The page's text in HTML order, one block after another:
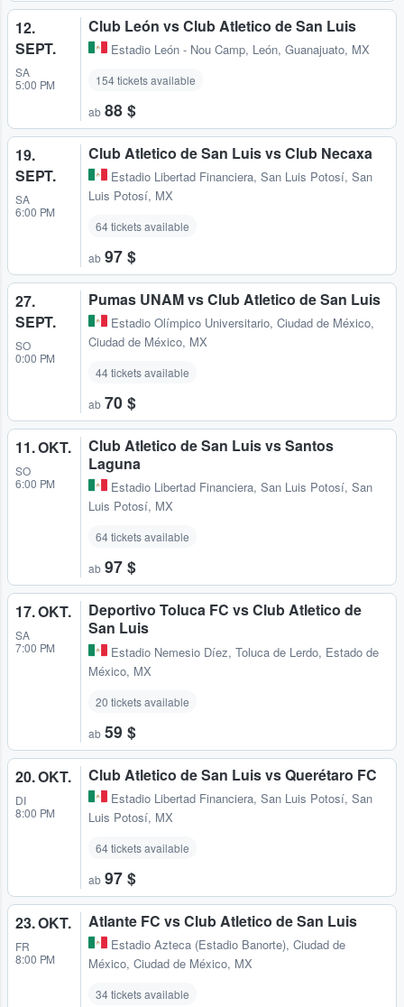
12.
SEPT.
SA
5:00 PM
Club León vs Club Atletico de San Luis
Estadio León - Nou Camp, León, Guanajuato, MX
154 tickets available
ab 88 $
19.
SEPT.
SA
6:00 PM
Club Atletico de San Luis vs Club Necaxa
Estadio Libertad Financiera, San Luis Potosí, San
Luis Potosí, MX
64 tickets available
ab 97 $
27.
SEPT.
SO
0:00 PM
Pumas UNAM vs Club Atletico de San Luis
Estadio Olímpico Universitario, Ciudad de México,
Ciudad de México, MX
44 tickets available
ab 70 $
11. OKT.
SO
6:00 PM
Club Atletico de San Luis vs Santos
Laguna
Estadio Libertad Financiera, San Luis Potosí, San
Luis Potosí, MX
64 tickets available
ab 97 $
17. OKT.
SA
7:00 PM
Deportivo Toluca FC vs Club Atletico de
San Luis
Estadio Nemesio Díez, Toluca de Lerdo, Estado de
México, MX
20 tickets available
ab 59 $
20. OKT.
DI
8:00 PM
Club Atletico de San Luis vs Querétaro FC
Estadio Libertad Financiera, San Luis Potosí, San
Luis Potosí, MX
64 tickets available
ab 97 $
23. OKT.
FR
8:00 PM
Atlante FC vs Club Atletico de San Luis
Estadio Azteca (Estadio Banorte), Ciudad de
México, Ciudad de México, MX
34 tickets available